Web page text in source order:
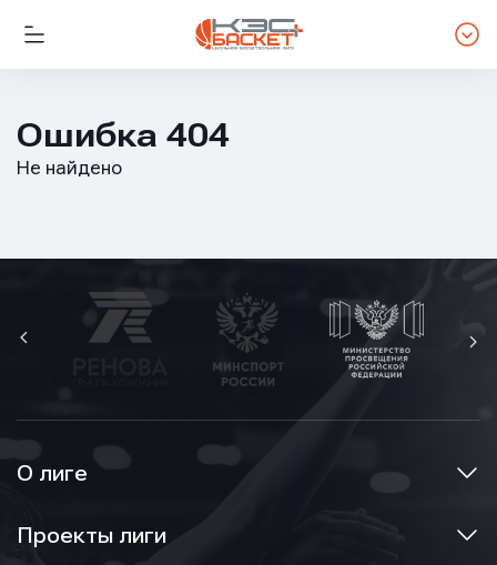
Ошибка 404
Не найдено
О лиге
Проекты лиги
Имя
Имя